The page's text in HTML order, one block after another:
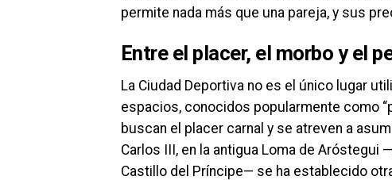
permite nada más que una pareja, y sus
Entre el placer, el morbo y el
La Ciudad Deportiva no es el único lugar
espacios, conocidos popularmente como
buscan el placer carnal y se atreven a
Carlos III, en la antigua Loma de Aróstegui
Castillo del Príncipe— se ha establecido